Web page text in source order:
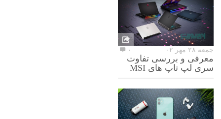
جمعه ۲۸ مهر ۰۲ ۰
معرفی و بررسی تفاوت
سری لپ تاپ های MSI